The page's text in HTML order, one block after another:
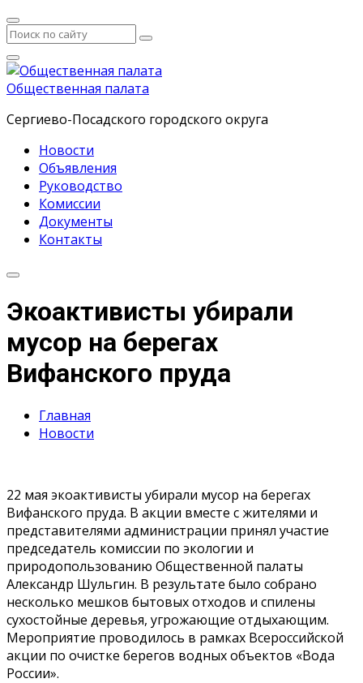
Общественная палата
Сергиево-Посадского городского округа
Новости
Объявления
Руководство
Комиссии
Документы
Контакты
Экоактивисты убирали
мусор на берегах
Вифанского пруда
Главная
Новости
22 мая экоактивисты убирали мусор на берегах
Вифанского пруда. В акции вместе с жителями и
представителями администрации принял участие
председатель комиссии по экологии и
природопользованию Общественной палаты
Александр Шульгин. В результате было собрано
несколько мешков бытовых отходов и спилены
сухостойные деревья, угрожающие отдыхающим.
Мероприятие проводилось в рамках Всероссийской
акции по очистке берегов водных объектов «Вода
России».